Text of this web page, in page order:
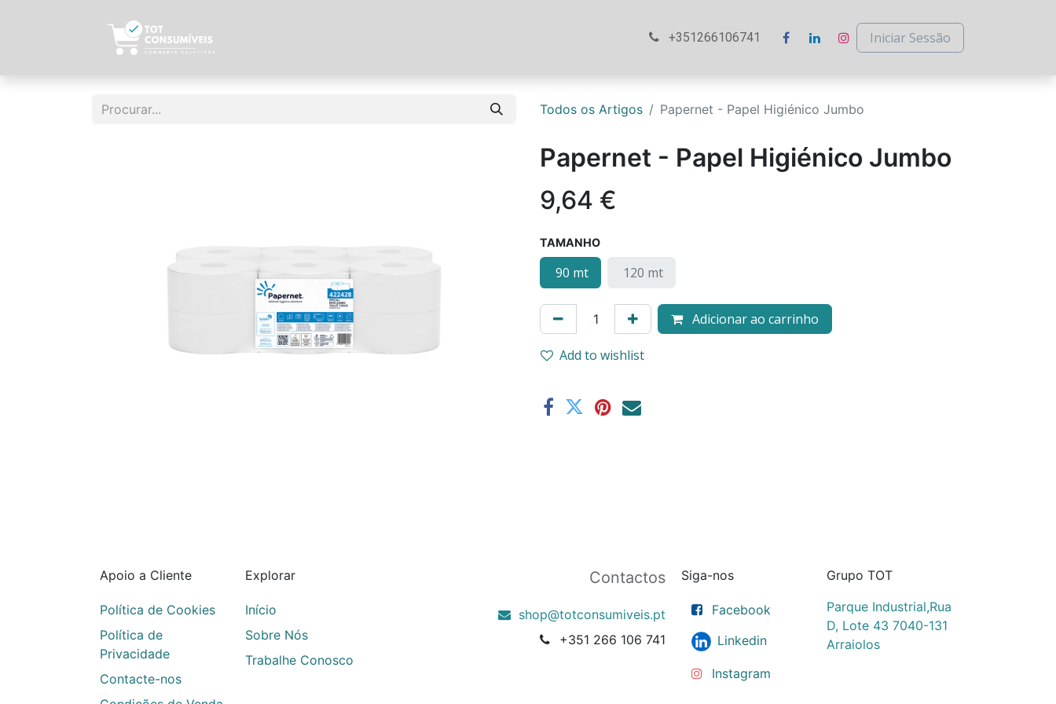
+351266106741 Iniciar Sessão
Todos os Artigos Papernet - Papel Higiénico Jumbo
Papernet - Papel Higiénico Jumbo
9,64 €
TAMANHO
90 mt 120 mt
Adicionar ao carrinho
Add to wishlist
Grupo TOT
Parque Industrial,Rua
D, Lote 43 7040-131
Arraiolos
Apoio a Cliente
Política de Cookies
Política de
Privacidade
Contacte-nos
Explorar
Início
Sobre Nós
Trabalhe Conosco
Contactos
shop@totconsumiveis.pt
+351 266 106 741
Siga-nos
Facebook
Linkedin
Instagram